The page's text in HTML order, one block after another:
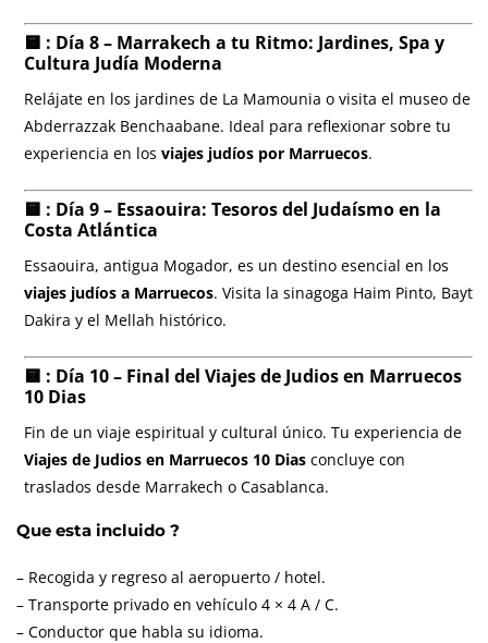
🟨 : Día 8 – Marrakech a tu Ritmo: Jardines, Spa y
Cultura Judía Moderna
Relájate en los jardines de La Mamounia o visita el museo de
Abderrazzak Benchaabane. Ideal para reflexionar sobre tu
experiencia en los viajes judíos por Marruecos.
🟨 : Día 9 – Essaouira: Tesoros del Judaísmo en la
Costa Atlántica
Essaouira, antigua Mogador, es un destino esencial en los
viajes judíos a Marruecos. Visita la sinagoga Haim Pinto, Bayt
Dakira y el Mellah histórico.
🟨 : Día 10 – Final del Viajes de Judios en Marruecos
10 Dias
Fin de un viaje espiritual y cultural único. Tu experiencia de
Viajes de Judios en Marruecos 10 Diasconcluye con
traslados desde Marrakech o Casablanca.
Que esta incluido ?
– Recogida y regreso al aeropuerto / hotel.
– Transporte privado en vehículo 4 × 4 A / C.
– Conductor que habla su idioma.